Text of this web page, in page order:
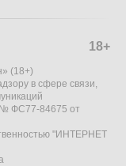
18+
(18+)
в сфере связи,
№ ФС77-84675 от
"ИНТЕРНЕТ